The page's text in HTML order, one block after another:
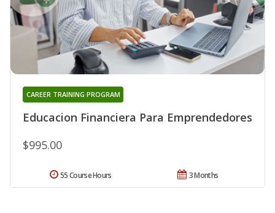
Educacion Financiera Para Emprendedores
CAREER TRAINING PROGRAM
$995.00
3 Months
55 Course Hours